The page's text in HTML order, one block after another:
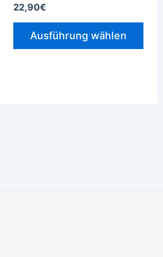
gewählt
22,90€
Ausführung wählen